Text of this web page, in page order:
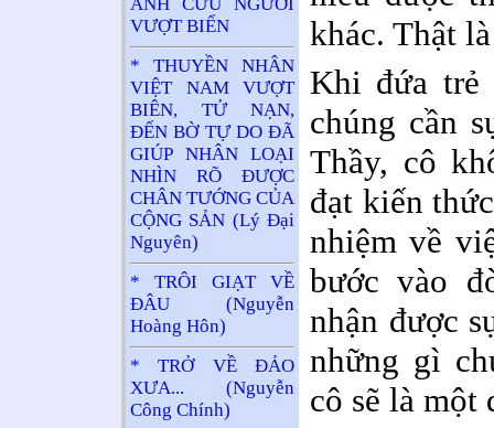
VƯỢT BIỂN
* THUYỀN NHÂN
VIỆT NAM VƯỢT
BIÊN, TỬ NẠN,
ĐẾN BỜ TỰ DO ĐÃ
GIÚP NHÂN LOẠI
NHÌN RÕ ĐƯỢC
CHÂN TƯỚNG CỦA
CỘNG SẢN (Lý Đại
Nguyên)
* TRÔI GIẠT VỀ
ĐÂU (Nguyễn
Hoàng Hôn)
* TRỞ VỀ ĐẢO
XƯA... (Nguyễn
Công Chính)
khác. Thật
Khi đứa trẻ
chúng cần
Thầy, cô
đạt kiến
nhiệm về
bước vào
nhận được
những gì
cô sẽ là một